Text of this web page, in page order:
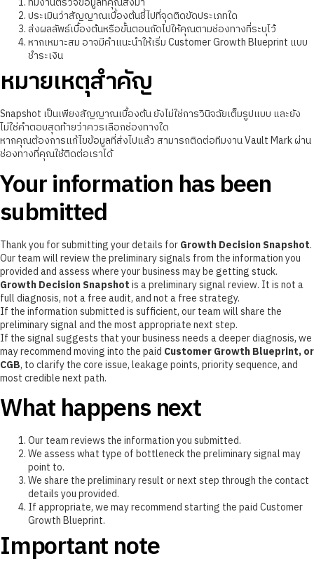
ประเมินว่าสัญญาณเบื้องต้นชี้ไปที่จุดติดขัดประเภทใด
ส่งผลลัพธ์เบื้องต้นหรือขั้นตอนถัดไปให้คุณตามช่องทางที่ระบุไว้
หากเหมาะสม อาจมีคำแนะนำให้เริ่ม Customer Growth Blueprint แบบ
ชำระเงิน
หมายเหตุสำคัญ
Snapshot เป็นเพียงสัญญาณเบื้องต้น ยังไม่ใช่การวินิจฉัยเต็มรูปแบบ และยัง
ไม่ใช่คำตอบสุดท้ายว่าควรเลือกช่องทางใด
หากคุณต้องการแก้ไขข้อมูลที่ส่งไปแล้ว สามารถติดต่อทีมงาน Vault Mark ผ่าน
ช่องทางที่คุณใช้ติดต่อเราได้
Your information has been
submitted
Thank you for submitting your details forGrowth Decision Snapshot.
Our team will review the preliminary signals from the information you
provided and assess where your business may be getting stuck.
Growth Decision Snapshotis a preliminary signal review. It is not a
full diagnosis, not a free audit, and not a free strategy.
If the information submitted is sufficient, our team will share the
preliminary signal and the most appropriate next step.
If the signal suggests that your business needs a deeper diagnosis, we
may recommend moving into the paid Customer Growth Blueprint, or
CGB, to clarify the core issue, leakage points, priority sequence, and
most credible next path.
What happens next
Our team reviews the information you submitted.
We assess what type of bottleneck the preliminary signal may
point to.
We share the preliminary result or next step through the contact
details you provided.
If appropriate, we may recommend starting the paid Customer
Growth Blueprint.
Important note